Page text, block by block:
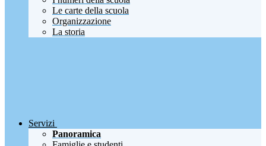
Le carte della scuola
Organizzazione
La storia
Servizi
Panoramica